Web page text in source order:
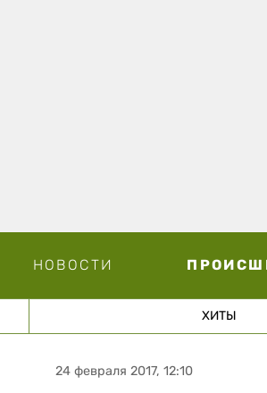
НОВОСТИ
ХИТЫ
24 февраля 2017, 12:10